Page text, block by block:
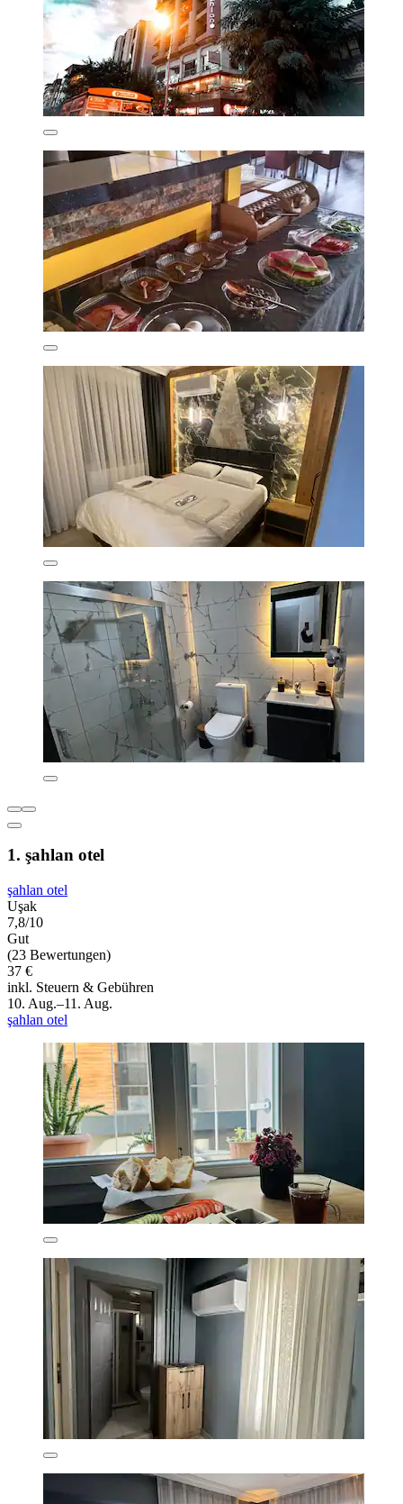
1. şahlan otel
şahlan otel
Uşak
7,8/10
Gut
(23 Bewertungen)
37 €
inkl. Steuern & Gebühren
10. Aug.–11. Aug.
şahlan otel